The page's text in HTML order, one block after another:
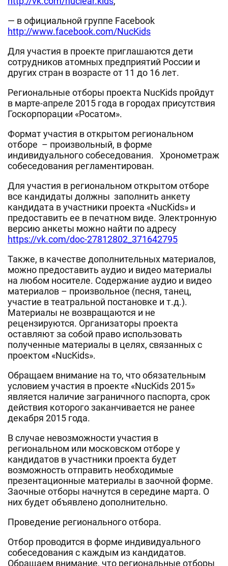
— в официальной группе Facebook
http://www.facebook.com/NucKids
Для участия в проекте приглашаются дети
сотрудников атомных предприятий России и
других стран в возрасте от 11 до 16 лет.
Региональные отборы проекта NucKids пройдут
в марте-апреле 2015 года в городах присутствия
Госкорпорации «Росатом».
Формат участия в открытом региональном
отборе – произвольный, в форме
индивидуального собеседования. Хронометраж
собеседования регламентирован.
Для участия в региональном открытом отборе
все кандидаты должны заполнить анкету
кандидата в участники проекта «NucKids» и
предоставить ее в печатном виде. Электронную
версию анкеты можно найти по адресу
https://vk.com/doc-27812802_371642795
Также, в качестве дополнительных материалов,
можно предоставить аудио и видео материалы
на любом носителе. Содержание аудио и видео
материалов – произвольное (песня, танец,
участие в театральной постановке и т.д.).
Материалы не возвращаются и не
рецензируются. Организаторы проекта
оставляют за собой право использовать
полученные материалы в целях, связанных с
проектом «NucKids».
Обращаем внимание на то, что обязательным
условием участия в проекте «NucKids 2015»
является наличие заграничного паспорта, срок
действия которого заканчивается не ранее
декабря 2015 года.
В случае невозможности участия в
региональном или московском отборе у
кандидатов в участники проекта будет
возможность отправить необходимые
презентационные материалы в заочной форме.
Заочные отборы начнутся в середине марта. О
них будет объявлено дополнительно.
Проведение регионального отбора.
Отбор проводится в форме индивидуального
собеседования с каждым из кандидатов.
Обращаем внимание, что региональные отборы